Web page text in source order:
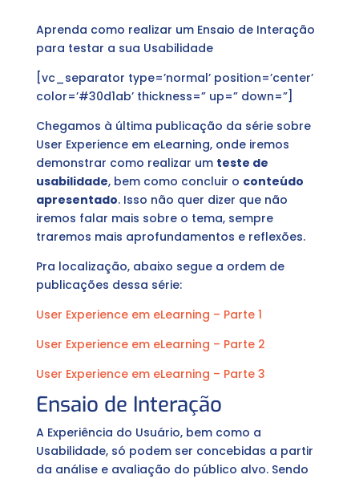
Aprenda como realizar um Ensaio de Interação
para testar a sua Usabilidade
[vc_separator type=’normal’ position=’center’
color=’#30d1ab’ thickness=” up=” down=”]
Chegamos à última publicação da série sobre
User Experience em eLearning, onde iremos
demonstrar como realizar um teste de
usabilidade, bem como concluir o conteúdo
apresentado. Isso não quer dizer que não
iremos falar mais sobre o tema, sempre
traremos mais aprofundamentos e reflexões.
Pra localização, abaixo segue a ordem de
publicações dessa série:
User Experience em eLearning – Parte 1
User Experience em eLearning – Parte 2
User Experience em eLearning – Parte 3
Ensaio de Interação
A Experiência do Usuário, bem como a
Usabilidade, só podem ser concebidas a partir
da análise e avaliação do público alvo. Sendo